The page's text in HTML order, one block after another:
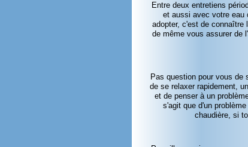
Entre deux entretiens
et aussi avec votre eau
adopter, c'est de connaître
de même vous assurer de
Pas question pour vous de
de se relaxer rapidement,
et de penser à un
s'agit que d'un
chaudière, si